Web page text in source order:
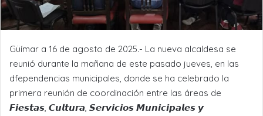
Güímar a 16 de agosto de 2025.- La nueva alcaldesa se
reunió durante la mañana de este pasado jueves, en las
dfependencias municipales, donde se ha celebrado la
primera reunión de coordinación entre las áreas de
𝙁𝙞𝙚𝙨𝙩𝙖𝙨, 𝘾𝙪𝙡𝙩𝙪𝙧𝙖, 𝙎𝙚𝙧𝙫𝙞𝙘𝙞𝙤𝙨 𝙈𝙪𝙣𝙞𝙘𝙞𝙥𝙖𝙡𝙚𝙨 𝙮